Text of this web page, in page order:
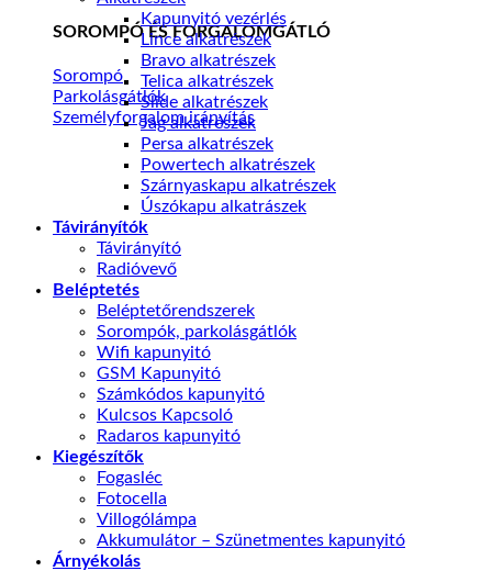
SOROMPÓ ÉS FORGALOMGÁTLÓ
Sorompó
Parkolásgátlók
Személyforgalom irányítás
Kapunyitó vezérlés
Lince alkatrészek
Bravo alkatrészek
Telica alkatrészek
Slide alkatrészek
Jag alkatrészek
Persa alkatrészek
Powertech alkatrészek
Szárnyaskapu alkatrészek
Úszókapu alkatrászek
Távirányítók
Távirányító
Radióvevő
Beléptetés
Beléptetőrendszerek
Sorompók, parkolásgátlók
Wifi kapunyitó
GSM Kapunyitó
Számkódos kapunyitó
Kulcsos Kapcsoló
Radaros kapunyitó
Kiegészítők
Fogasléc
Fotocella
Villogólámpa
Akkumulátor – Szünetmentes kapunyitó
Árnyékolás